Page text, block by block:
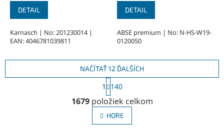
DETAIL
Karnasch | No: 201230014 |
EAN: 4046781039811
DETAIL
ABSE premium | No: N-HS-W19-
0120050
O
v
l
á
NAČÍTAŤ 12 ĎALŠÍCH
t
r
á
n
k
1 140
1679položiek celkom
HORE